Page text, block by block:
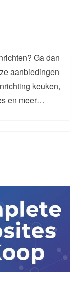
Ga dan
aanbiedingen
keuken,
en meer…